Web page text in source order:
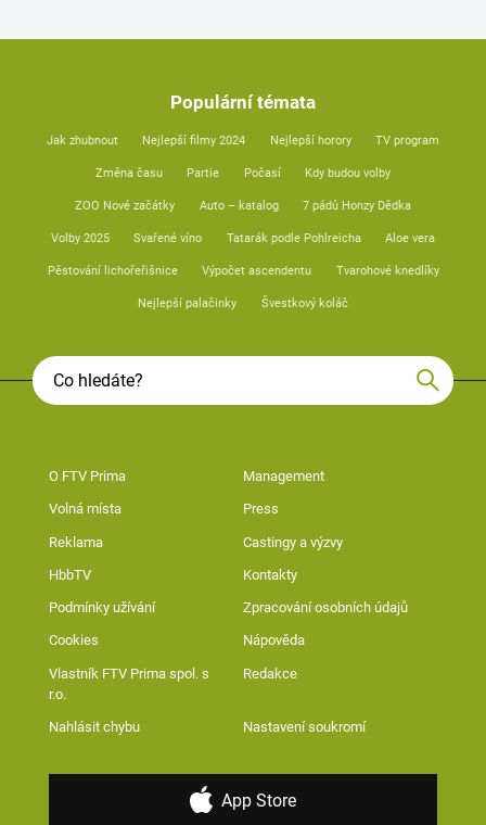
Populární témata
Jak zhubnout Nejlepší filmy 2024 Nejlepší horory TV program
Změna času Partie Počasí Kdy budou volby
ZOO Nové začátky Auto – katalog 7 pádů Honzy Dědka
Volby 2025 Svařené víno Tatarák podle Pohlreicha Aloe vera
Pěstování lichořeřišnice Výpočet ascendentu Tvarohové knedlíky
Nejlepší palačinky Švestkový koláč
O FTV Prima Management
Volná místa Press
Reklama Castingy a výzvy
HbbTV Kontakty
Podmínky užívání Zpracování osobních údajů
Cookies Nápověda
Vlastník FTV Prima spol. s
r.o.
Redakce
Nahlásit chybu Nastavení soukromí
App Store